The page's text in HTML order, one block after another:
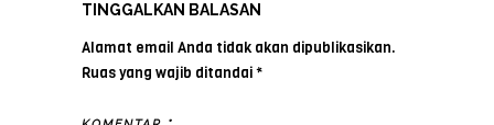
TINGGALKAN BALASAN
Alamat email Anda tidak akan dipublikasikan.
Ruas yang wajib ditandai*